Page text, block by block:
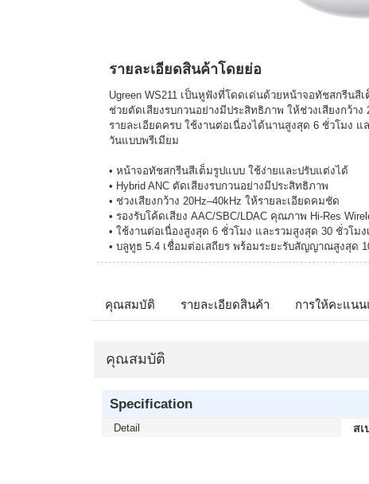
รายละเอียดสินค้าโดยย่อ
Ugreen WS211 เป็นหูฟังที่โดดเด่นด้วยหน้าจอทัชสกรีนสี
ช่วยตัดเสียงรบกวนอย่างมีประสิทธิภาพ ให้ช่วงเสียงกว้า
รายละเอียดครบ ใช้งานต่อเนื่องได้นานสูงสุด 6 ชั่วโมง แ
วันแบบพรีเมียม
• หน้าจอทัชสกรีนสีเต็มรูปแบบ ใช้ง่ายและปรับแต่งได้
• Hybrid ANC ตัดเสียงรบกวนอย่างมีประสิทธิภาพ
• ช่วงเสียงกว้าง 20Hz–40kHz ให้รายละเอียดคมชัด
• รองรับโค้ดเสียง AAC/SBC/LDAC คุณภาพ Hi-Res
• ใช้งานต่อเนื่องสูงสุด 6 ชั่วโมง และรวมสูงสุด 30 ชั่วโม
• บลูทูธ 5.4 เชื่อมต่อเสถียร พร้อมระยะรับสัญญาณสูงสุด
คุณสมบัติ รายละเอียดสินค้า การให้คะแน
คุณสมบัติ
Specification
Detail
สเ